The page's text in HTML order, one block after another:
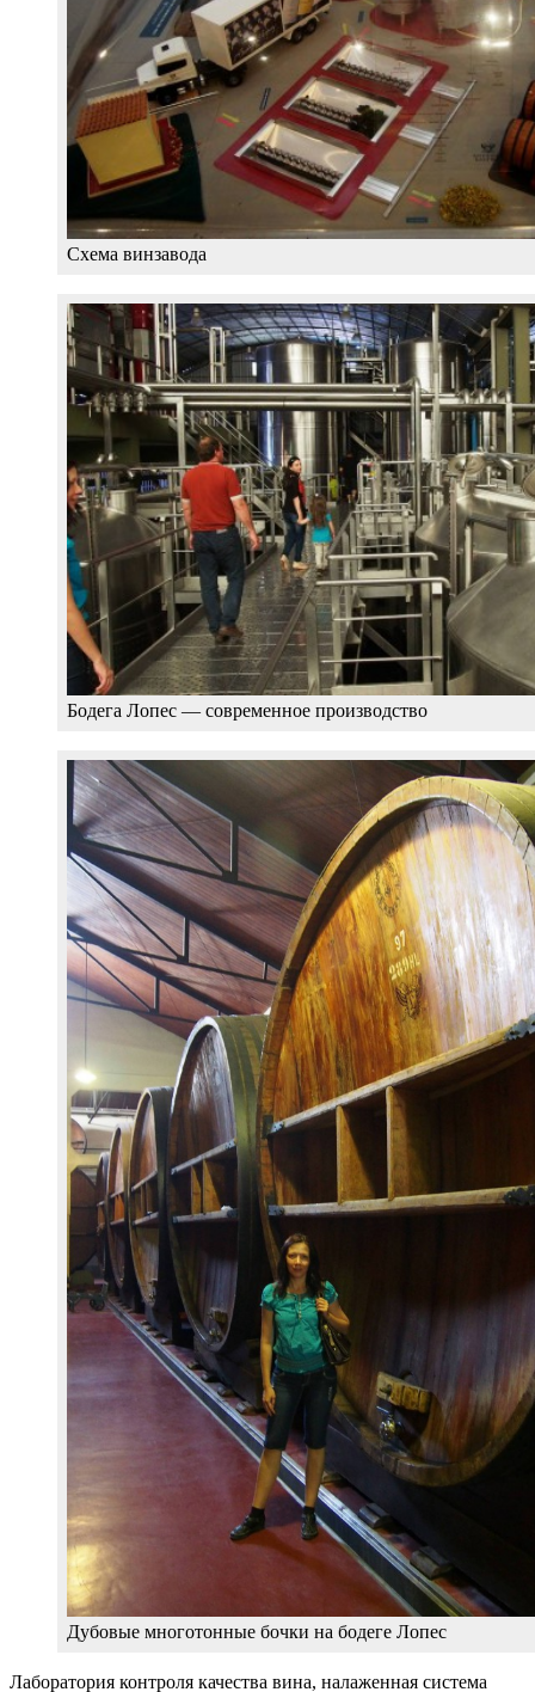
Схема винзавода
Бодега Лопес — современное производство
Дубовые многотонные бочки на бодеге Лопес
Лаборатория контроля качества вина, налаженная система